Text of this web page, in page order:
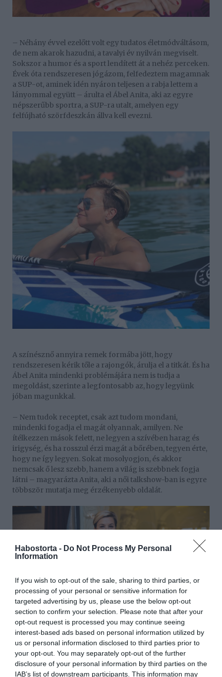
Habostorta - Do Not Process My Personal
Information
If you wish to opt-out of the sale, sharing to third parties, or
processing of your personal or sensitive information for
targeted advertising by us, please use the below opt-out
section to confirm your selection. Please note that after your
opt-out request is processed you may continue seeing
interest-based ads based on personal information utilized by
us or personal information disclosed to third parties prior to
your opt-out. You may separately opt-out of the further
disclosure of your personal information by third parties on the
IAB’s list of downstream participants. This information may
– Néhány évvel ezelőtt volt egy tudatos életmódváltásom,
de nem akarok hazudni, a tavalyi év nyilván megviselt.
Sokszor a humor és a sport lendített át a nehéz perceken.
Évek óta rendszeresen jógázom, felfedeztem magamnak
a SUP-ot, aminek idén nyáron teljesen a rabja lettem a
lányommal együtt – árulta el Ábel Anita, aki az egyre
népszerűbb sportra, a SUP-ra utalt, amelyen egy
felfújható szörfdeszkán állva kell evezni.
A színésznő annyira remek formába jött, hogy
rendszeresen kérik tőle a rajongók, árulja el a titkát. És ha
Ábel Anita mindenki problémájára nem is tudja a
megoldást, szerinte a legfontosabb az, hogy legyünk
jóban magunkkal.
– Nem tudok receptet, csak azt tudom mondani,
mindenki fogadja el magát olyannak, amilyen. Ne
ítélkezzen mások felett, ne legyen a szívében harag és
irigység, és ha rosszul érzi magát a bőrében, tegyen érte,
hogy ne így legyen. Sokat mosolyogjon, és akkor
nemcsak ő lesz szebb, hanem a világ is szebbnek fogja
látni – magyarázta Anita, aki a női talkshow-ban is egyre
többször mutatja meg érzékenyebb oldalát.
– Sosem voltam kemény. Én szarkasztikus vagyok,
magammal is, ha kell, nyilván azért is vagyok a